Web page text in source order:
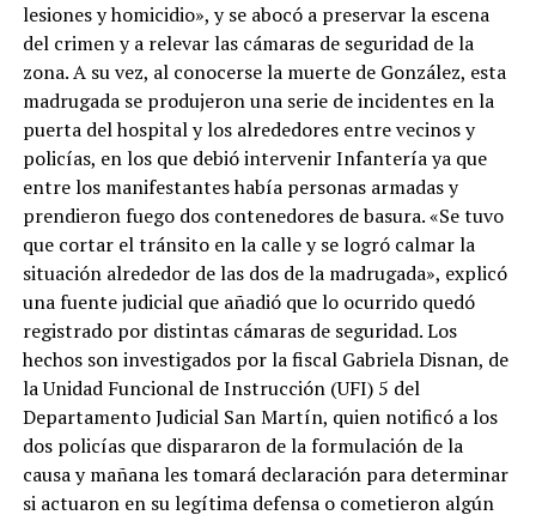
lesiones y homicidio», y se abocó a preservar la escena
del crimen y a relevar las cámaras de seguridad de la
zona. A su vez, al conocerse la muerte de González, esta
madrugada se produjeron una serie de incidentes en la
puerta del hospital y los alrededores entre vecinos y
policías, en los que debió intervenir Infantería ya que
entre los manifestantes había personas armadas y
prendieron fuego dos contenedores de basura. «Se tuvo
que cortar el tránsito en la calle y se logró calmar la
situación alrededor de las dos de la madrugada», explicó
una fuente judicial que añadió que lo ocurrido quedó
registrado por distintas cámaras de seguridad. Los
hechos son investigados por la fiscal Gabriela Disnan, de
la Unidad Funcional de Instrucción (UFI) 5 del
Departamento Judicial San Martín, quien notificó a los
dos policías que dispararon de la formulación de la
causa y mañana les tomará declaración para determinar
si actuaron en su legítima defensa o cometieron algún